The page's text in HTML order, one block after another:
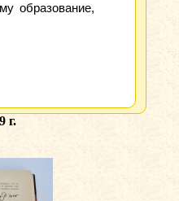
образование,
г.